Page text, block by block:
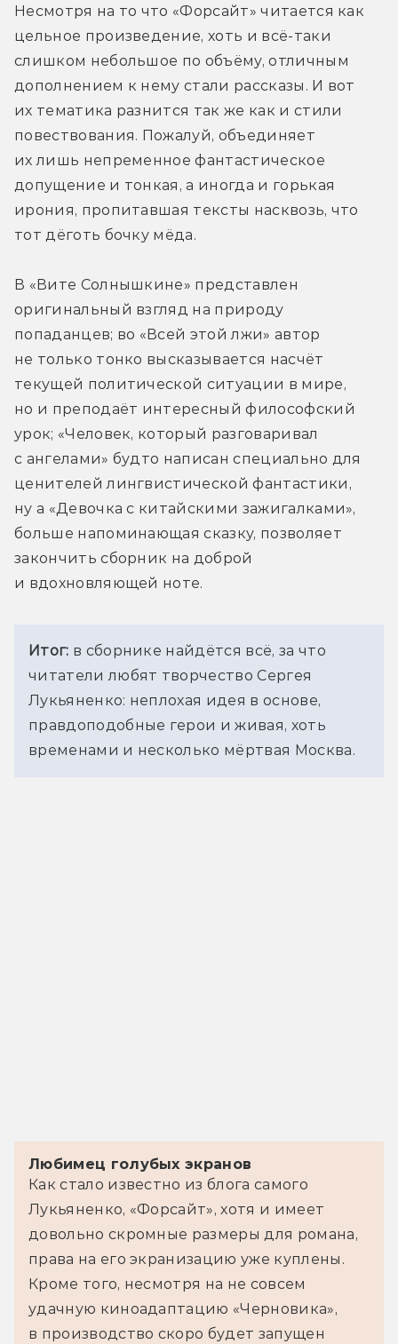
Несмотря на то что «Форсайт» читается как
цельное произведение, хоть и всё-таки
слишком небольшое по объёму, отличным
дополнением к нему стали рассказы. И вот
их тематика разнится так же как и стили
повествования. Пожалуй, объединяет
их лишь непременное фантастическое
допущение и тонкая, а иногда и горькая
ирония, пропитавшая тексты насквозь, что
тот дёготь бочку мёда.
В «Вите Солнышкине» представлен
оригинальный взгляд на природу
попаданцев; во «Всей этой лжи» автор
не только тонко высказывается насчёт
текущей политической ситуации в мире,
но и преподаёт интересный философский
урок; «Человек, который разговаривал
с ангелами» будто написан специально для
ценителей лингвистической фантастики,
ну а «Девочка с китайскими зажигалками»,
больше напоминающая сказку, позволяет
закончить сборник на доброй
и вдохновляющей ноте.
Итог: в сборнике найдётся всё, за что
читатели любят творчество Сергея
Лукьяненко: неплохая идея в основе,
правдоподобные герои и живая, хоть
временами и несколько мёртвая Москва.
Любимец голубых экранов
Как стало известно из блога самого
Лукьяненко, «Форсайт», хотя и имеет
довольно скромные размеры для романа,
права на его экранизацию уже куплены.
Кроме того, несмотря на не совсем
удачную киноадаптацию «Черновика»,
в производство скоро будет запущен